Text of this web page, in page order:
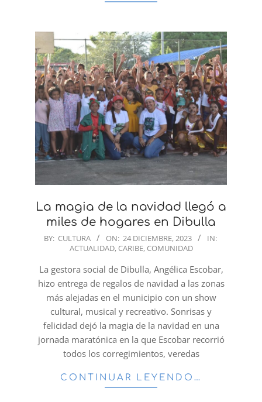
La magia de la navidad llegó a
miles de hogares en Dibulla
2023-
24
BY: CULTURA ON: 24 DICIEMBRE, 2023
IN:
ACTUALIDAD, CARIBE, COMUNIDAD
La gestora social de Dibulla, Angélica Escobar,
hizo entrega de regalos de navidad a las zonas
más alejadas en el municipio con un show
cultural, musical y recreativo. Sonrisas y
felicidad dejó la magia de la navidad en una
jornada maratónica en la que Escobar recorrió
todos los corregimientos, veredas
CONTINUAR LEYENDO…